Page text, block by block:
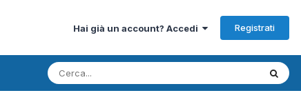
Hai già un account? Accedi Registrati